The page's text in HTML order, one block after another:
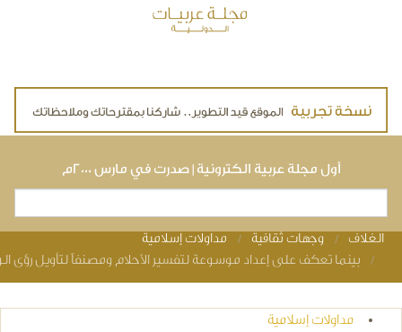
أول مجلة عربية الكترونية | صدرت في مارس ٢٠٠٠م
You are here
الغلاف وجهات ثقافية
مداولات إسلامية
بينما تعكف على إعداد موسوعة لتفسير الأحلام ومصنفاً لتأويل رؤى
مداولات إسلامية